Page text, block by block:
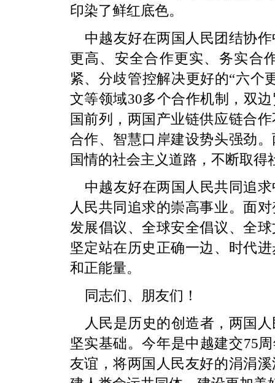
印染了鲜红底色。
中越友好在两国人民团结协
更高、安全合作更实、务实合
紧、分歧管控解决更好的“六个
文等领域30多个合作机制，双
国前列，两国产业链供应链合
合作、智慧口岸建设势头强劲
国情的社会主义道路，不断取得
中越友好在两国人民共同追
人民共同追求的崇高事业。面
发展倡议、全球安全倡议、全
坚定站在历史正确一边、时代
和正能量。
同志们、朋友们！
人民是历史的创造者，两国
坚实基础。今年是中越建交75
友谊，将两国人民友好的涓涓